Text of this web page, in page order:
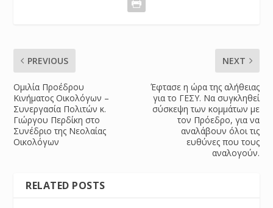
PREVIOUS
Ομιλία Προέδρου
Κινήματος Οικολόγων –
Συνεργασία Πολιτών κ.
Γιώργου Περδίκη στο
Συνέδριο της Νεολαίας
Οικολόγων
NEXT
Έφτασε η ώρα της αλήθειας
για το ΓΕΣΥ. Να συγκληθεί
σύσκεψη των κομμάτων με
τον Πρόεδρο, για να
αναλάβουν όλοι τις
ευθύνες που τους
αναλογούν.
RELATED POSTS